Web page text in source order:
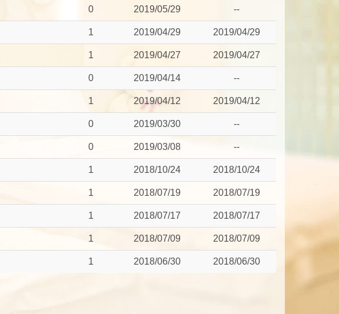
0 2019/05/29 --
1 2019/04/29 2019/04/29
1 2019/04/27 2019/04/27
0 2019/04/14 --
1 2019/04/12 2019/04/12
0 2019/03/30 --
0 2019/03/08 --
1 2018/10/24 2018/10/24
1 2018/07/19 2018/07/19
1 2018/07/17 2018/07/17
1 2018/07/09 2018/07/09
1 2018/06/30 2018/06/30